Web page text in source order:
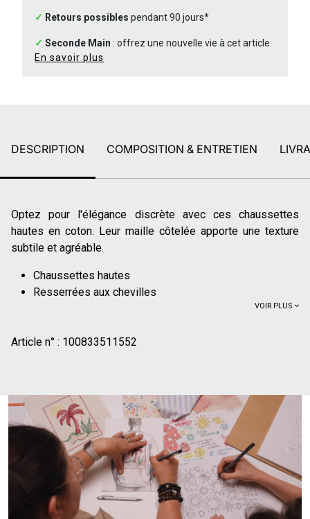
✓ Retours possibles pendant 90 jours*
✓ Seconde Main : offrez une nouvelle vie à cet article.
En savoir plus
DESCRIPTION COMPOSITION & ENTRETIEN
Optez pour l'élégance discrète avec ces chaussettes
hautes en coton. Leur maille côtelée apporte une texture
subtile et agréable.
Chaussettes hautes
Resserrées aux chevilles
sans produits chimiques de synthèse (pesticides,
Ces chaussettes peuvent être portées avec un jean
retroussé et des baskets pour un look décontracté, ou avec
un pantalon chino et des chaussures de ville pour une allure
plus soignée. Elles s'accordent facilement avec différents
styles de chaussures.
VOIR PLUS
Article n° : 100833511552